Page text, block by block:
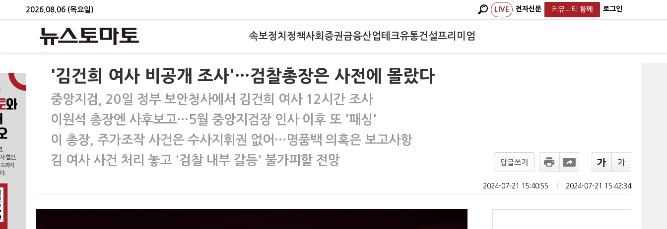
2026.08.06 (목요일) LIVE 전자신문 커뮤니티 함께 로그인
속보정치 정책사회 증권금융산업테크유통건설프리미엄
'김건희 여사 비공개 조사'…검찰총장은 사전에 몰랐다
중앙지검, 20일 정부 보안청사에서 김건희 여사 12시간 조사
이원석 총장엔 사후보고…5월 중앙지검장 인사 이후 또 '패싱'
이 총장, 주가조작 사건은 수사지휘권 없어…명품백 의혹은 보고사항
김 여사 사건 처리 놓고 '검찰 내부 갈등' 불가피할 전망
답글쓰기
2024-07-21 15:40:55 2024-07-21 15:42:34